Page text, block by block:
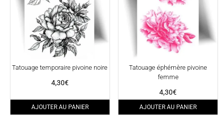
Tatouage temporaire pivoine noire
4,30€
AJOUTER AU PANIER
Tatouage éphémère pivoine
femme
4,30€
AJOUTER AU PANIER